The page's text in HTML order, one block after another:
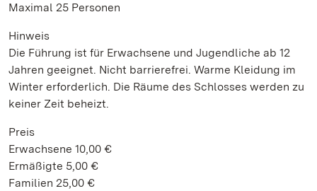
Maximal 25 Personen
Hinweis
Die Führung ist für Erwachsene und Jugendliche ab 12
Jahren geeignet. Nicht barrierefrei. Warme Kleidung im
Winter erforderlich. Die Räume des Schlosses werden zu
keiner Zeit beheizt.
Preis
Erwachsene 10,00 €
Ermäßigte 5,00 €
Familien 25,00 €